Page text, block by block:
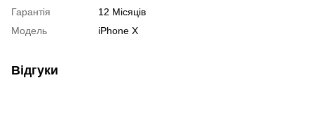
Гарантія
12 Місяців
Модель
iPhone X
Відгуки